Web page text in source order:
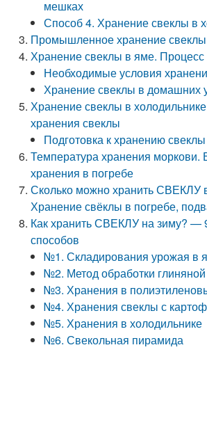
мешках
Способ 4. Хранение свеклы в
Промышленное хранение
Хранение свеклы в яме. Процесс
Необходимые условия
Хранение свеклы в домашних
Хранение свеклы в
хранения свеклы
Подготовка к хранению свеклы
Температура хранения моркови.
хранения в погребе
Сколько можно хранить СВЕКЛУ
Хранение свёклы в погребе,
Как хранить СВЕКЛУ на зиму? —
способов
№1. Складирования урожая в
№2. Метод обработки
№3. Хранения в
№4. Хранения свеклы с
№5. Хранения в холодильнике
№6. Свекольная пирамида